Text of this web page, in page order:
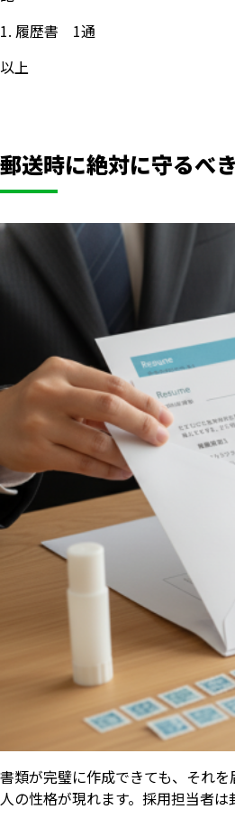
履歴書 1通
以上
郵送時に絶対に守るべ
書類が完璧に作成できても、それ
人の性格が現れます。採用担当者